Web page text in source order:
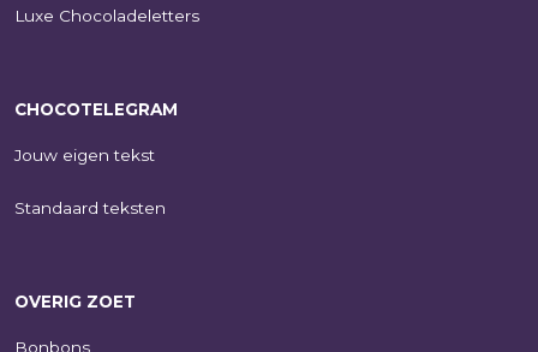
Luxe Chocoladeletters
CHOCOTELEGRAM
Jouw eigen tekst
Standaard teksten
OVERIG ZOET
Bonbons